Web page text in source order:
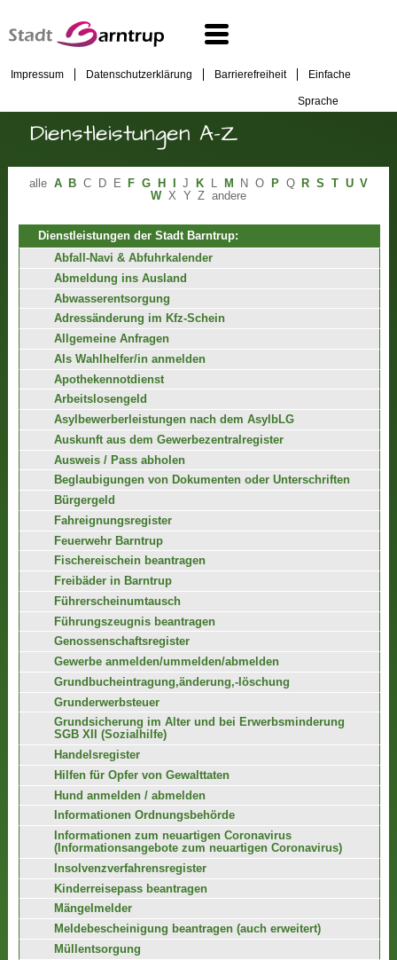
Impressum Datenschutzerklärung Barrierefreiheit Einfache
Sprache
Dienstleistungen A-Z
alle A B C D E F G H J K L M N O P Q R S T U V
W X Y Z andere
Dienstleistungen der Stadt Barntrup:
Abfall-Navi & Abfuhrkalender
Abmeldung ins Ausland
Abwasserentsorgung
Adressänderung im Kfz-Schein
Allgemeine Anfragen
Als Wahlhelfer/in anmelden
Apothekennotdienst
Arbeitslosengeld
Asylbewerberleistungen nach dem AsylbLG
Auskunft aus dem Gewerbezentralregister
Ausweis / Pass abholen
Beglaubigungen von Dokumenten oder Unterschriften
Bürgergeld
Fahreignungsregister
Feuerwehr Barntrup
Fischereischein beantragen
Freibäder in Barntrup
Führerscheinumtausch
Führungszeugnis beantragen
Genossenschaftsregister
Gewerbe anmelden/ummelden/abmelden
Grundbucheintragung,änderung,-löschung
Grunderwerbsteuer
Grundsicherung im Alter und bei Erwerbsminderung
SGB XII (Sozialhilfe)
Handelsregister
Hilfen für Opfer von Gewalttaten
Hund anmelden / abmelden
Informationen Ordnungsbehörde
Informationen zum neuartigen Coronavirus
(Informationsangebote zum neuartigen Coronavirus)
Insolvenzverfahrensregister
Kinderreisepass beantragen
Mängelmelder
Meldebescheinigung beantragen (auch erweitert)
Müllentsorgung